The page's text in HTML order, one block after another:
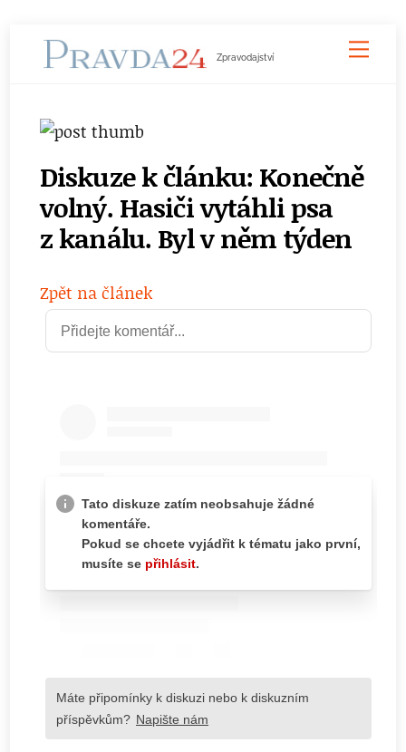
Zpravodajství
Diskuze k článku: Konečně
volný. Hasiči vytáhli psa
z kanálu. Byl v něm týden
Zpět na článek